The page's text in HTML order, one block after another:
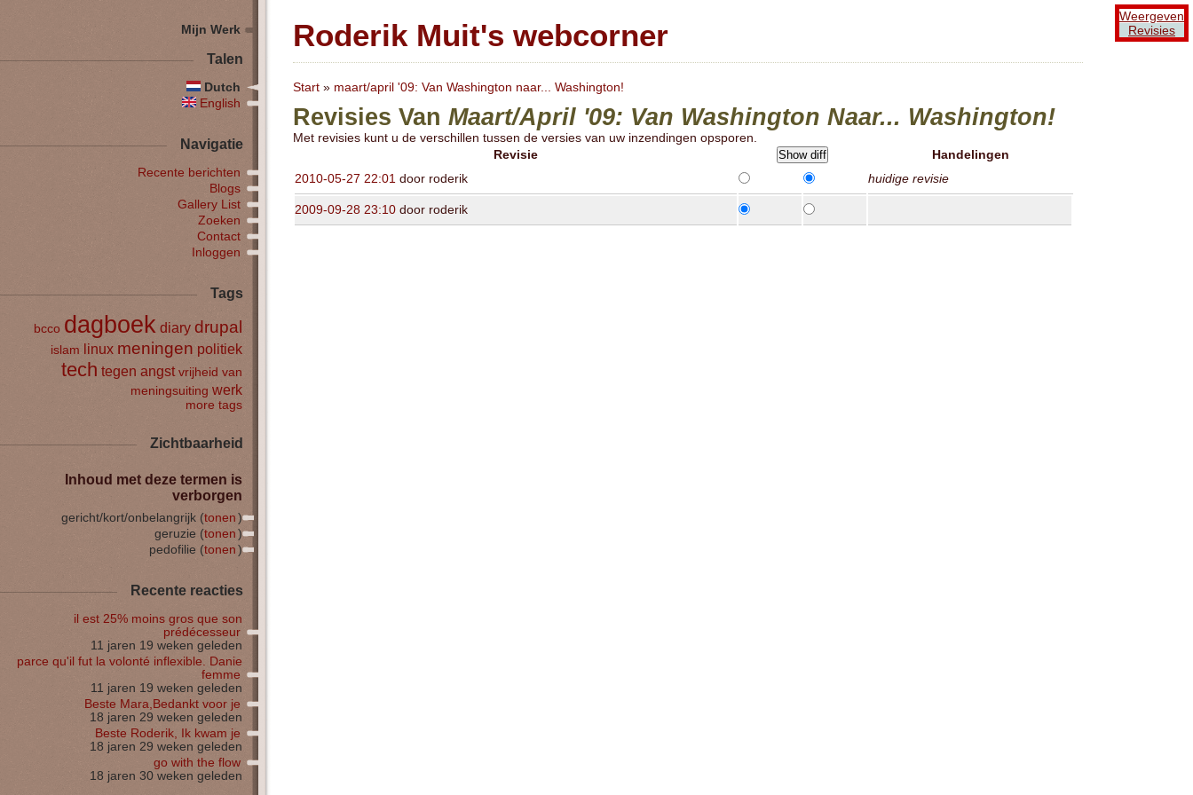
Weergeven
Revisies
Roderik Muit's webcorner
Start » maart/april '09: Van Washington naar... Washington!
Revisies Van Maart/april '09: Van Washington Naar... Washington!
Met revisies kunt u de verschillen tussen de versies van uw inzendingen opsporen.
Revisie
Handelingen
2010-05-27 22:01 door roderik huidige revisie
2009-09-28 23:10 door roderik
Mijn Werk
Talen
Dutch
English
Navigatie
Recente berichten
Blogs
Gallery List
Zoeken
Contact
Inloggen
Tags
bcco dagboek diary drupal
islam linux meningen politiek
tech tegen angst vrijheid van
meningsuiting werk
more tags
Zichtbaarheid
Inhoud met deze termen is
verborgen
gericht/kort/onbelangrijk (tonen )
geruzie (tonen )
pedofilie (tonen )
Recente reacties
il est 25% moins gros que son
prédécesseur
11 jaren 19 weken geleden
parce qu'il fut la volonté inflexible. Danie
femme
11 jaren 19 weken geleden
Beste Mara,Bedankt voor je
18 jaren 29 weken geleden
Beste Roderik, Ik kwam je
18 jaren 29 weken geleden
go with the flow
18 jaren 30 weken geleden